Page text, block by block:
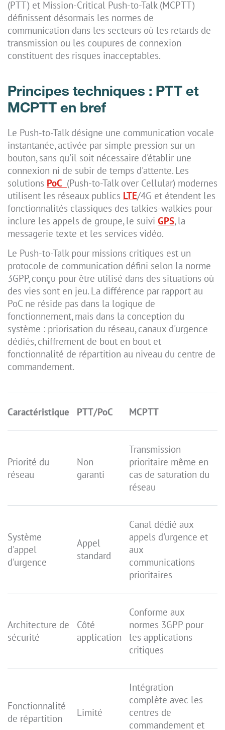
(PTT) et Mission-Critical Push-to-Talk (MCPTT)
définissent désormais les normes de
communication dans les secteurs où les retards de
transmission ou les coupures de connexion
constituent des risques inacceptables.
Principes techniques : PTT et
MCPTT en bref
Le Push-to-Talk désigne une communication vocale
instantanée, activée par simple pression sur un
bouton, sans qu'il soit nécessaire d'établir une
connexion ni de subir de temps d'attente. Les
solutions PoC (Push-to-Talk over Cellular) modernes
utilisent les réseaux publics LTE/4G et étendent les
fonctionnalités classiques des talkies-walkies pour
inclure les appels de groupe, le suivi GPS, la
messagerie texte et les services vidéo.
Le Push-to-Talk pour missions critiques est un
protocole de communication défini selon la norme
3GPP, conçu pour être utilisé dans des situations où
des vies sont en jeu. La différence par rapport au
PoC ne réside pas dans la logique de
fonctionnement, mais dans la conception du
système : priorisation du réseau, canaux d'urgence
dédiés, chiffrement de bout en bout et
fonctionnalité de répartition au niveau du centre de
commandement.
Caractéristique PTT/PoC MCPTT
Priorité du
réseau
Non
garanti
Transmission
prioritaire même en
cas de saturation du
réseau
Système
d'appel
d'urgence
Appel
standard
Canal dédié aux
appels d'urgence et
aux
communications
prioritaires
Architecture de
sécurité
Côté
application
Conforme aux
normes 3GPP pour
les applications
critiques
Fonctionnalité
de répartition
Limité
Intégration
complète avec les
centres de
commandement et